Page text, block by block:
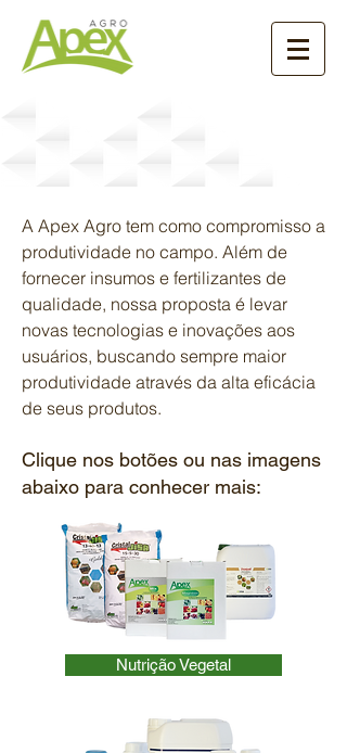
A Apex Agro tem como compromisso a
produtividade no campo. Além de
fornecer insumos e fertilizantes de
qualidade, nossa proposta é levar
novas tecnologias e inovações aos
usuários, buscando sempre maior
produtividade através da alta eficácia
de seus produtos.
Clique nos botões ou nas imagens
abaixo para conhecer mais:
Nutrição Vegetal